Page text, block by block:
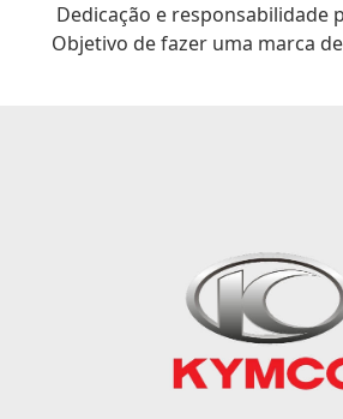
Dedicação e responsabilidade
Objetivo de fazer uma marca